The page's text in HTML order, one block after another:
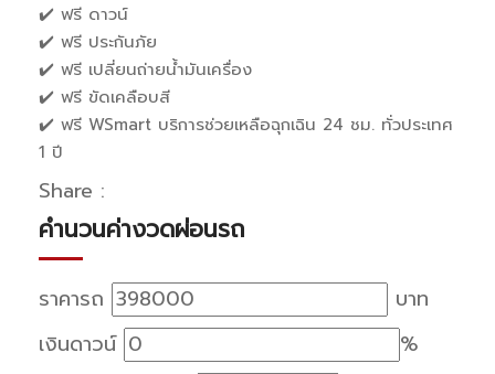
✔️ ฟรี ดาวน์
✔️ ฟรี ประกันภัย
✔️ ฟรี เปลี่ยนถ่ายน้ำมันเครื่อง
✔️ ฟรี ขัดเคลือบสี
✔️ ฟรี WSmart บริการช่วยเหลือฉุกเฉิน 24 ชม. ทั่วประเทศ
1 ปี
Share :
คำนวนค่างวดผ่อนรถ
ราคารถ
บาท
เงินดาวน์
%